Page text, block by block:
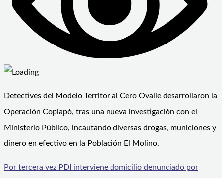
Detectives del Modelo Territorial Cero Ovalle desarrollaron la
Operación Copiapó, tras una nueva investigación con el
Ministerio Público, incautando diversas drogas, municiones y
dinero en efectivo en la Población El Molino.
Por tercera vez PDI interviene domicilio denunciado por